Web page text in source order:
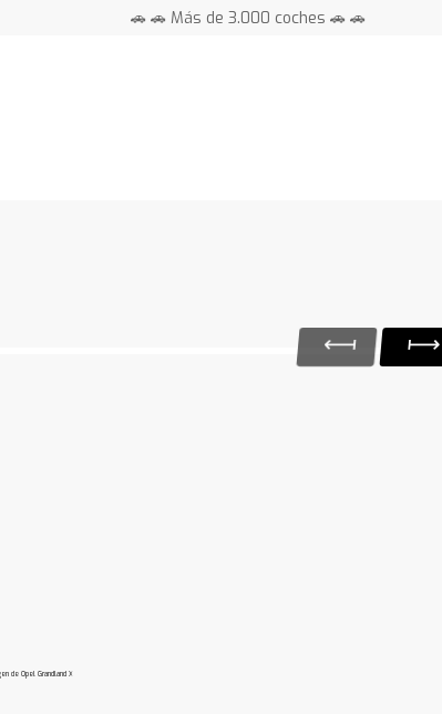
🚗 🚗 Más de 3.000 coches 🚗 🚗